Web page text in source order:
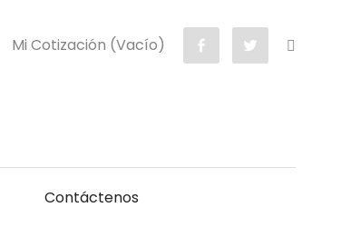
Mi Cotización (Vacío)
Contáctenos